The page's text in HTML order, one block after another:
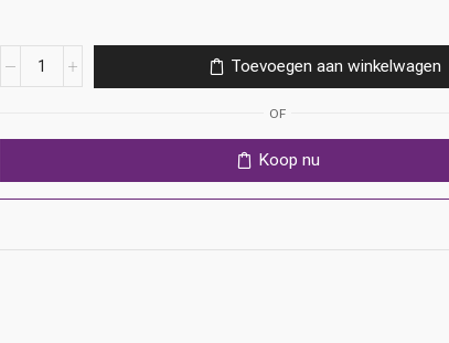
Assassin's
Toevoegen aan winkelwagen
OF
Koop nu